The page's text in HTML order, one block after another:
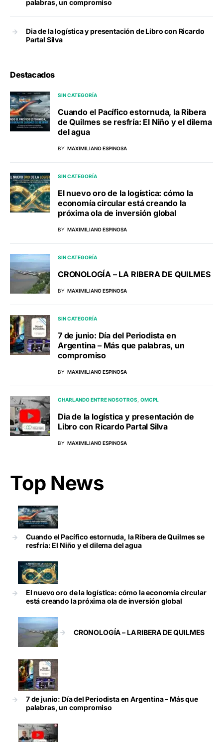
palabras, un compromiso
Dia de la logística y presentación de Libro con Ricardo
Partal Silva
Destacados
SIN CATEGORÍA
Cuando el Pacífico estornuda, la Ribera
de Quilmes se resfría: El Niño y el dilema
del agua
BY MAXIMILIANO ESPINOSA
SIN CATEGORÍA
El nuevo oro de la logística: cómo la
economía circular está creando la
próxima ola de inversión global
BY MAXIMILIANO ESPINOSA
SIN CATEGORÍA
CRONOLOGÍA – LA RIBERA DE QUILMES
BY MAXIMILIANO ESPINOSA
SIN CATEGORÍA
7 de junio: Día del Periodista en
Argentina – Más que palabras, un
compromiso
BY MAXIMILIANO ESPINOSA
CHARLANDO ENTRE NOSOTROS OMCPL
Dia de la logística y presentación de
Libro con Ricardo Partal Silva
BY MAXIMILIANO ESPINOSA
Top News
Cuando el Pacífico estornuda, la Ribera de Quilmes se
resfría: El Niño y el dilema del agua
El nuevo oro de la logística: cómo la economía circular
está creando la próxima ola de inversión global
CRONOLOGÍA – LA RIBERA DE QUILMES
7 de junio: Día del Periodista en Argentina – Más que
palabras, un compromiso